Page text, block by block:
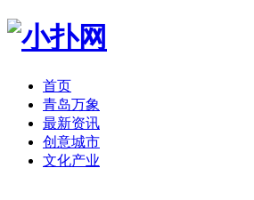
首页
青岛万象
最新资讯
创意城市
文化产业